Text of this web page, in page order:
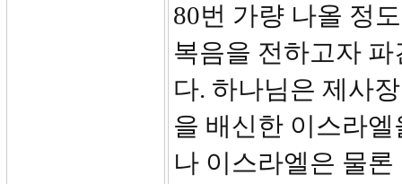
80번 가량 나올 정
복음을 전하고자
다. 하나님은 제사
을 배신한 이스라
나 이스라엘은 물